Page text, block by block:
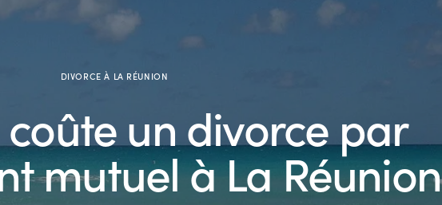
DIVORCE À LA RÉUNION
un divorce par
mutuel à La